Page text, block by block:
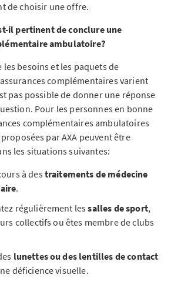
de choisir une offre.
il pertinent de conclure une
ambulatoire?
les besoins et les paquets de
complémentaires varient
pas possible de donner une réponse
Pour les personnes en bonne
complémentaires ambulatoires
par AXA peuvent être
les situations suivantes:
à destraitements de médecine
.
régulièrement lessalles de sport,
collectifs ou êtes membre de clubs
lunettes ou des lentilles de contact
déficience visuelle.